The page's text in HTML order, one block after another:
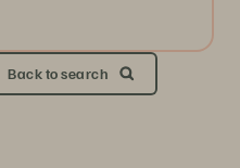
Back to search